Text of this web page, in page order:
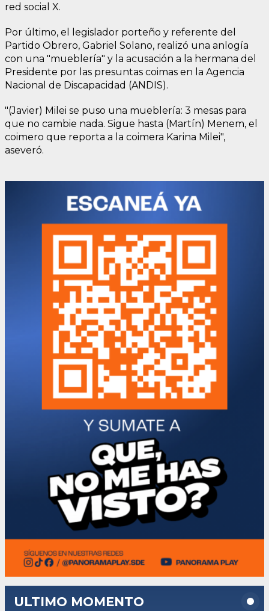
red social X.
Por último, el legislador porteño y referente del
Partido Obrero, Gabriel Solano, realizó una anlogía
con una "mueblería" y la acusación a la hermana del
Presidente por las presuntas coimas en la Agencia
Nacional de Discapacidad (ANDIS).
"(Javier) Milei se puso una mueblería: 3 mesas para
que no cambie nada. Sigue hasta (Martín) Menem, el
coimero que reporta a la coimera Karina Milei",
aseveró.
ULTIMO MOMENTO